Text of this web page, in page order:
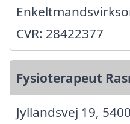
CVR: 28422377
Fysioterapeut
Jyllandsvej 19,